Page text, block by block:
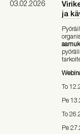
03.02.2026
ja
To
Pe
To
Pe